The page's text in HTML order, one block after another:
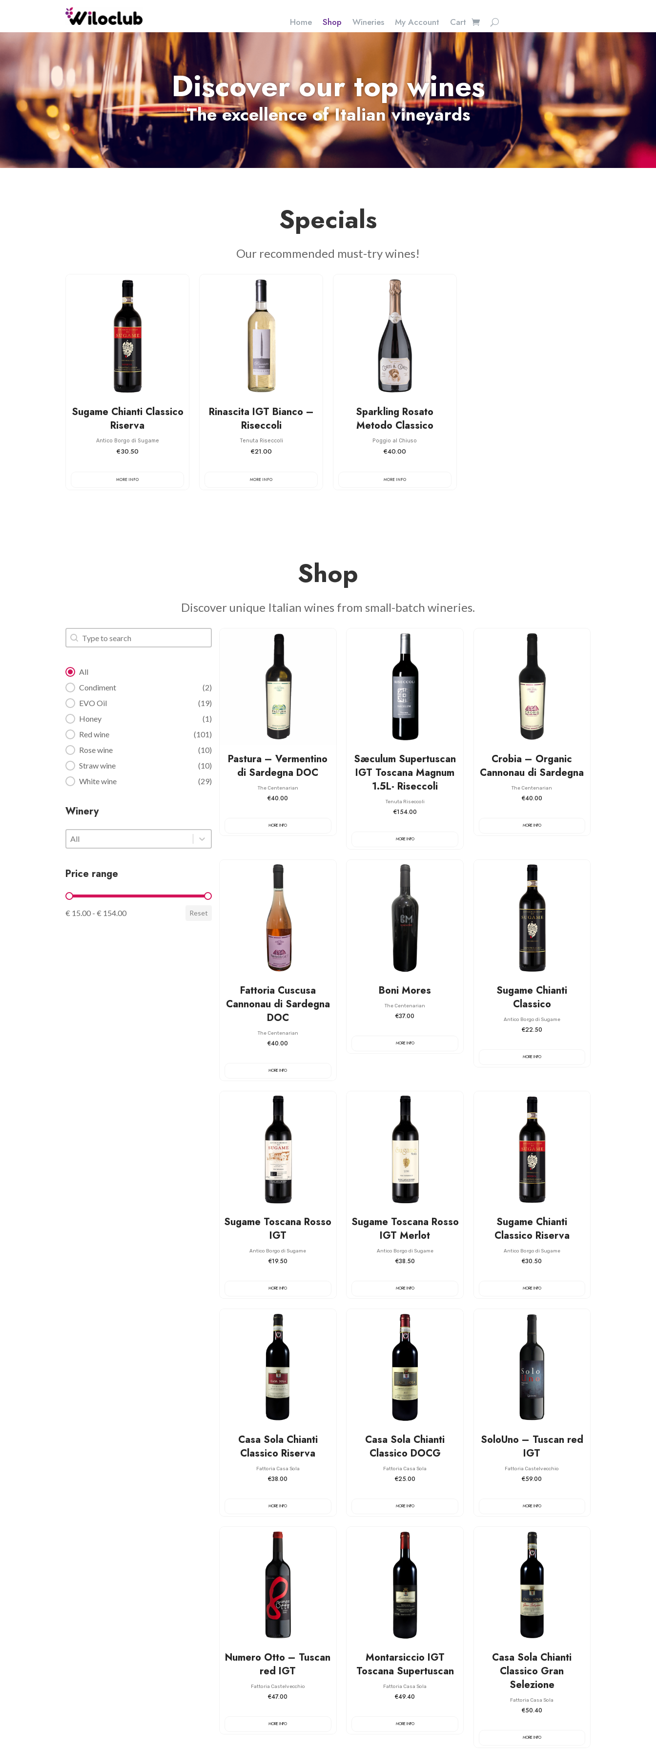
Home Shop Wineries My Account Cart
Discover our top wines
The excellence of Italian vineyards
Specials
Our recommended must-try wines!
Sugame Chianti Classico
Riserva
Antico Borgo di Sugame
€30.50
MORE INFO
Rinascita IGT Bianco –
Riseccoli
Tenuta Riseccoli
€21.00
MORE INFO
Sparkling Rosato
Metodo Classico
Poggio al Chiuso
€40.00
MORE INFO
Shop
Discover unique Italian wines from small-batch wineries.
Search
Search content
Category filter
All
Condiment
(2)
EVO Oil
(19)
Honey
(1)
Red wine
(101)
Rose wine
(10)
Straw wine
(10)
White wine
(29)
Winery
Winery
Winery
Winery
Price range
Price range
€ 15.00 - € 154.00 Reset
Pastura – Vermentino
di Sardegna DOC
The Centenarian
€40.00
MORE INFO
Sæculum Supertuscan
IGT Toscana Magnum
1.5L- Riseccoli
Tenuta Riseccoli
€154.00
MORE INFO
Crobia – Organic
Cannonau di Sardegna
The Centenarian
€40.00
MORE INFO
Fattoria Cuscusa
Cannonau di Sardegna
DOC
The Centenarian
€40.00
MORE INFO
Boni Mores
The Centenarian
€37.00
MORE INFO
Sugame Chianti
Classico
Antico Borgo di Sugame
€22.50
MORE INFO
Sugame Toscana Rosso
IGT
Antico Borgo di Sugame
€19.50
MORE INFO
Sugame Toscana Rosso
IGT Merlot
Antico Borgo di Sugame
€38.50
MORE INFO
Sugame Chianti
Classico Riserva
Antico Borgo di Sugame
€30.50
MORE INFO
Casa Sola Chianti
Classico Riserva
Fattoria Casa Sola
€38.00
MORE INFO
Casa Sola Chianti
Classico DOCG
Fattoria Casa Sola
€25.00
MORE INFO
SoloUno – Tuscan red
IGT
Fattoria Castelvecchio
€59.00
MORE INFO
Numero Otto – Tuscan
red IGT
Fattoria Castelvecchio
€47.00
MORE INFO
Montarsiccio IGT
Toscana Supertuscan
Fattoria Casa Sola
€49.40
MORE INFO
Casa Sola Chianti
Classico Gran
Selezione
Fattoria Casa Sola
€50.40
MORE INFO